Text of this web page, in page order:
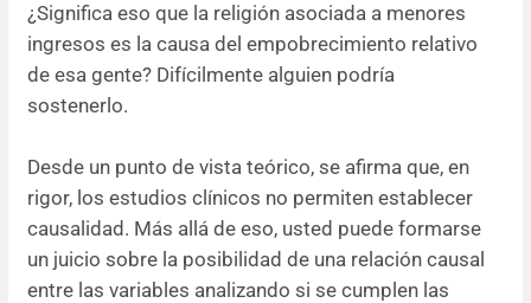
¿Significa eso que la religión asociada a menores
ingresos es la causa del empobrecimiento relativo
de esa gente? Difícilmente alguien podría
sostenerlo.
Desde un punto de vista teórico, se afirma que, en
rigor, los estudios clínicos no permiten establecer
causalidad. Más allá de eso, usted puede formarse
un juicio sobre la posibilidad de una relación causal
entre las variables analizando si se cumplen las